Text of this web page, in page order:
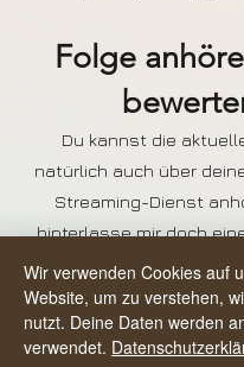
Folge
Du kannst die
natürlich auch über
Streaming-Dienst
hinterlasse mir doch
da, das hilft anderen den
finden und noch mehr
alkoholfreies und
starten.
Wir verwenden Cookies auf
Website, um zu verstehen,
nutzt. Deine Daten werden
verwendet.